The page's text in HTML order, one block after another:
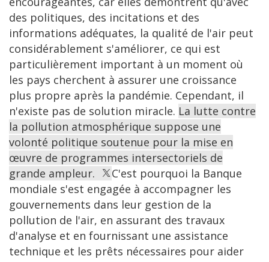
des politiques, des incitations et des
informations adéquates, la qualité de l'air peut
considérablement s'améliorer, ce qui est
particulièrement important à un moment où
les pays cherchent à assurer une croissance
plus propre après la pandémie. Cependant, il
n'existe pas de solution miracle. La lutte contre
la pollution atmosphérique suppose une
volonté politique soutenue pour la mise en
œuvre de programmes intersectoriels de
grande ampleur.
C'est pourquoi la Banque
mondiale s'est engagée à accompagner les
gouvernements dans leur gestion de la
pollution de l'air, en assurant des travaux
d'analyse et en fournissant une assistance
technique et les prêts nécessaires pour aider